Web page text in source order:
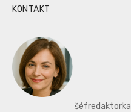
KONTAKT
šéfredaktorka